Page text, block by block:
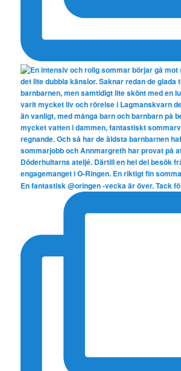
En fantastisk @oringen -vecka är över. Tack fö